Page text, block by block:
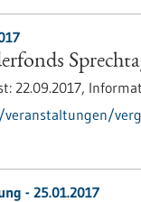
22.09.2017,
-25.01.2017